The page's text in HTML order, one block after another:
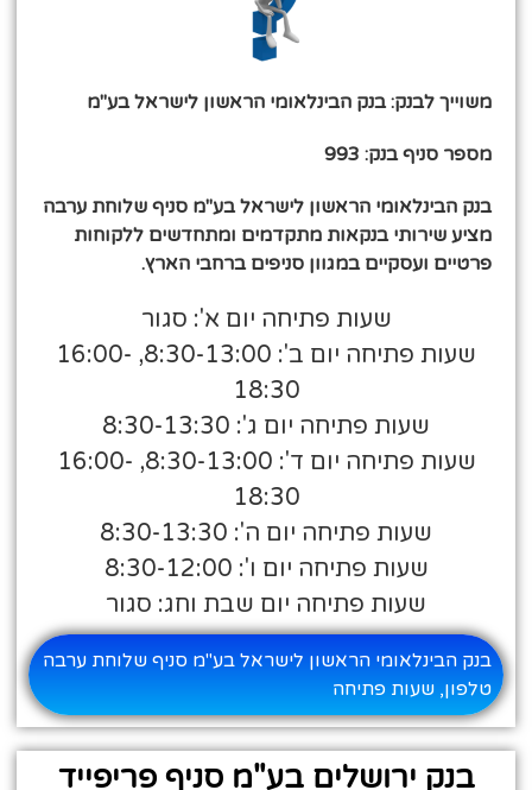
משוייך לבנק: בנק הבינלאומי הראשון לישראל בע"מ
מספר סניף בנק: 993
בנק הבינלאומי הראשון לישראל בע"מ סניף שלוחת ערבה
מציע שירותי בנקאות מתקדמים ומתחדשים ללקוחות
פרטיים ועסקיים במגוון סניפים ברחבי הארץ.
שעות פתיחה יום א': סגור
שעות פתיחה יום ב': 8:30-13:00, 16:00-
18:30
שעות פתיחה יום ג': 8:30-13:30
שעות פתיחה יום ד': 8:30-13:00, 16:00-
18:30
שעות פתיחה יום ה': 8:30-13:30
שעות פתיחה יום ו': 8:30-12:00
שעות פתיחה יום שבת וחג: סגור
בנק הבינלאומי הראשון לישראל בע"מ סניף שלוחת ערבה
טלפון, שעות פתיחה
בנק ירושלים בע"מ סניף פריפייד